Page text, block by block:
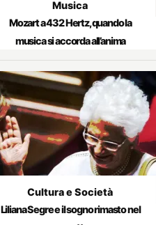
Musica
Mozart a 432 Hertz, quando la
musica si accorda all’anima
Cultura e Società
Liliana Segre e il sogno rimasto nel